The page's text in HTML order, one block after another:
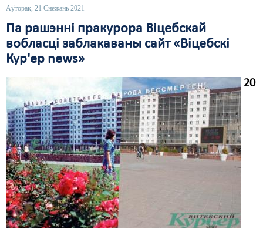
Аўторак, 21 Снежань 2021
Па рашэнні пракурора Віцебскай
вобласці заблакаваны сайт «Віцебскі
Кур'ер news»
20